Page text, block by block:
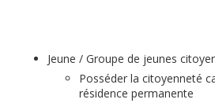
Jeune / Groupe de jeunes
Posséder la citoyenneté
résidence permanente